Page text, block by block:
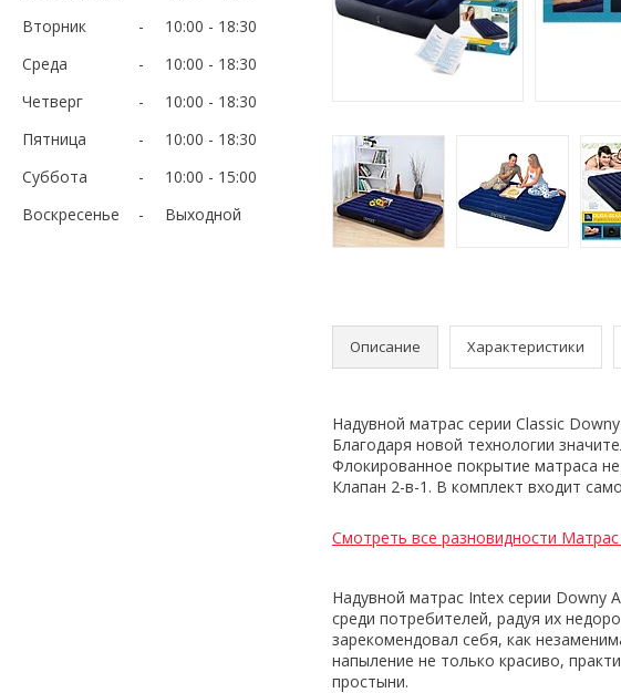
Вторник
10:00
18:30
Среда
10:00
18:30
Четверг
10:00
18:30
Пятница
10:00
18:30
Суббота
10:00
15:00
Воскресенье
Выходной
Описание Характеристики
Надувной матрас серии Classic
Благодаря новой технологии
Флокированное покрытие матраса
Клапан 2-в-1. В комплект входит
Смотреть все разновидности
Надувной матрас Intex серии Downy
среди потребителей, радуя их
зарекомендовал себя, как
напыление не только красиво,
простыни.